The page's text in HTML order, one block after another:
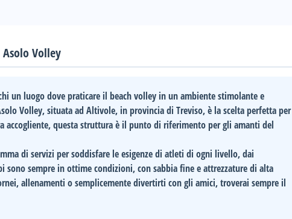
Volley
un luogo dove praticare il beach volley in un ambiente stimolante e
Volley, situata adAltivole, in provincia diTreviso, è la scelta perfetta per
accogliente, questa struttura è il punto di riferimento per gli amanti del
di servizi per soddisfare le esigenze di atleti di ogni livello, dai
sempre in ottime condizioni, con sabbia fine e attrezzature di alta
allenamenti o semplicemente divertirti con gli amici, troverai sempre il